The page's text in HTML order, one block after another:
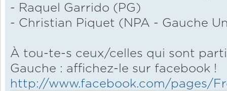
- Raquel Garrido (PG)
- Christian Piquet (NPA - Gauche
À tou-te-s ceux/celles qui sont
Gauche : affichez-le sur facebook !
http://www.facebook.com/pages/